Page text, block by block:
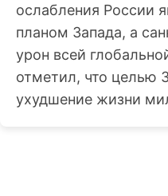
ослабления России
планом Запада, а
урон всей
отметил, что целью
ухудшение жизни